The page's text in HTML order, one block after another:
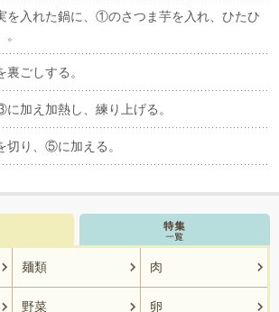
を入れた鍋に、①のさつま芋を入れ、ひたひ
ごしする。
加え加熱し、練り上げる。
切り、⑤に加える。
麺類 肉
野菜 卵